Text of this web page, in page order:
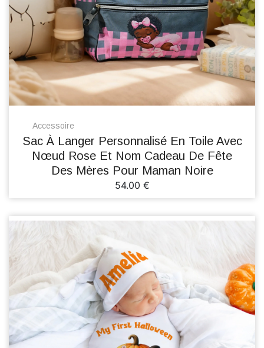
Accessoire
Sac À Langer Personnalisé En Toile Avec
Nœud Rose Et Nom Cadeau De Fête
Des Mères Pour Maman Noire
54.00 €